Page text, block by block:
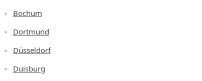
Bochum
Dortmund
Düsseldorf
Duisburg